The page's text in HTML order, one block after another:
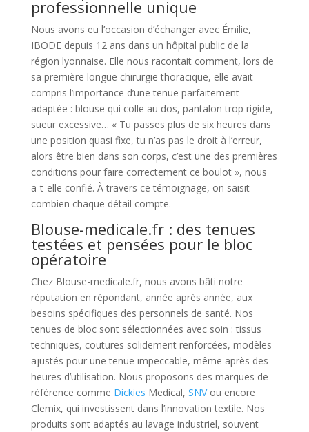
professionnelle unique
Nous avons eu l’occasion d’échanger avec Émilie,
IBODE depuis 12 ans dans un hôpital public de la
région lyonnaise. Elle nous racontait comment, lors de
sa première longue chirurgie thoracique, elle avait
compris l’importance d’une tenue parfaitement
adaptée : blouse qui colle au dos, pantalon trop rigide,
sueur excessive… « Tu passes plus de six heures dans
une position quasi fixe, tu n’as pas le droit à l’erreur,
alors être bien dans son corps, c’est une des premières
conditions pour faire correctement ce boulot », nous
a-t-elle confié. À travers ce témoignage, on saisit
combien chaque détail compte.
Blouse-medicale.fr : des tenues
testées et pensées pour le bloc
opératoire
Chez Blouse-medicale.fr, nous avons bâti notre
réputation en répondant, année après année, aux
besoins spécifiques des personnels de santé. Nos
tenues de bloc sont sélectionnées avec soin : tissus
techniques, coutures solidement renforcées, modèles
ajustés pour une tenue impeccable, même après des
heures d’utilisation. Nous proposons des marques de
référence comme Dickies Medical, SNVou encore
Clemix, qui investissent dans l’innovation textile. Nos
produits sont adaptés au lavage industriel, souvent